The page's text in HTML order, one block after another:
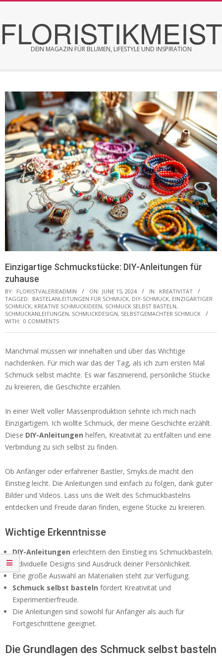
content
DEIN MAGAZIN FÜR BLUMEN, LIFESTYLE UND INSPIRATION
Menu
Einzigartige Schmuckstücke: DIY-Anleitungen für
zuhause
BY: FLORISTVALERIEADMIN ON: JUNE 15, 2024 IN: KREATIVITÄT
TAGGED: BASTELANLEITUNGEN FÜR SCHMUCK, DIY-SCHMUCK, EINZIGARTIGER
SCHMUCK, KREATIVE SCHMUCKIDEEN, SCHMUCK SELBST BASTELN,
SCHMUCKANLEITUNGEN, SCHMUCKDESIGN, SELBSTGEMACHTER SCHMUCK
WITH: 0 COMMENTS
Manchmal müssen wir innehalten und über das Wichtige
nachdenken. Für mich war das der Tag, als ich zum ersten Mal
Schmuck selbst machte. Es war faszinierend, persönliche Stücke
zu kreieren, die Geschichte erzählen.
In einer Welt voller Massenproduktion sehnte ich mich nach
Einzigartigem. Ich wollte Schmuck, der meine Geschichte erzählt.
Diese DIY-Anleitungen helfen, Kreativität zu entfalten und eine
Verbindung zu sich selbst zu finden.
Ob Anfänger oder erfahrener Bastler, Smyks.de macht den
Einstieg leicht. Die Anleitungen sind einfach zu folgen, dank guter
Bilder und Videos. Lass uns die Welt des Schmuckbastelns
entdecken und Freude daran finden, eigene Stücke zu kreieren.
Wichtige Erkenntnisse
DIY-Anleitungen erleichtern den Einstieg ins Schmuckbasteln.
Individuelle Designs sind Ausdruck deiner Persönlichkeit.
Eine große Auswahl an Materialien steht zur Verfügung.
Schmuck selbst basteln fördert Kreativität und
Experimentierfreude.
Die Anleitungen sind sowohl für Anfänger als auch für
Fortgeschrittene geeignet.
Die Grundlagen des Schmuck selbst basteln